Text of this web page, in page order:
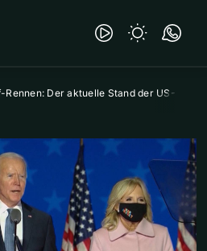
Der aktuelle Stand der US-